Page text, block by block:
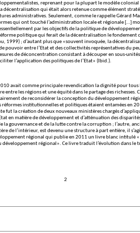
reprenant pour la plupart le modèle colonial
décentralisation qui était alors retenue comme élément
administratives. Seulement, comme le rappelle Gérard
qui ont touché l’administration locale et régionale […]
par les objectifs de la politique de
politique qui ferait de la décentralisation le fondement
1999) ; d’autant plus que «souvent invoquée, la
pouvoir entre l’Etat et des collectivités représentatives du
de déconcentrationconsistant à découper en sous-unités
l’application des politiques de l’Etat» (Ibid.).
avait comme principale revendication la dignité pour tous
entre les régions et une équité dans le partage des richesses.
de reconsidérer la conception du développement
réformes institutionnelles et politiques étaient entamées en
fut la création de deux nouveaux ministères chargés
en matière de développement et d’atténuation des
de la gouvernance et de la lutte contre la corruption ; l’autre,
de l’intérieur, est devenu une structure à part entière, il
régional qui publie en 2011 un livre blanc intitulé
développement régional». Ce livre traduit l’évolution dans le
2